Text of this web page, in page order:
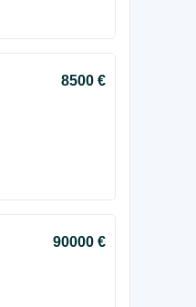
8500 €
90000 €